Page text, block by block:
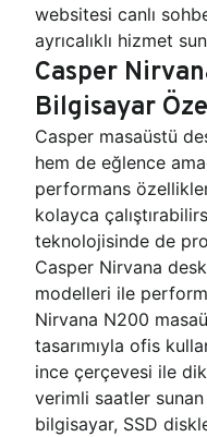
websitesi canlı
ayrıcalıklı hizmet
Casper
Bilgisayar
Casper masaüstü
hem de eğlence
performans
kolayca
teknolojisinde de
Casper Nirvana
modelleri ile
Nirvana N200
tasarımıyla ofis
ince çerçevesi ile
verimli saatler
bilgisayar, SSD